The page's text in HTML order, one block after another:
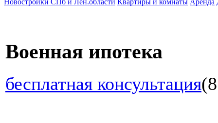
Военная ипотека
бесплатная консультация